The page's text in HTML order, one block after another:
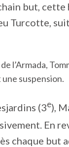
but,
Turcotte,
l’Armada,
suspension.
(3e),
En
chaque but